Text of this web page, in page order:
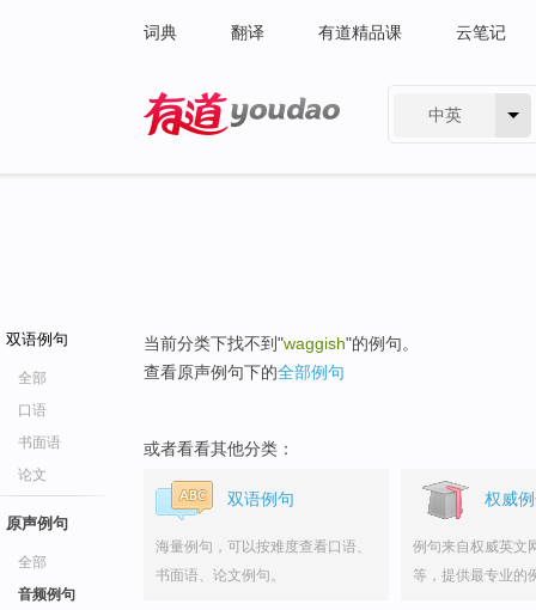
词典 翻译 有道精品课 云笔记
中英
双语例句
全部
口语
书面语
论文
原声例句
全部
音频例句
当前分类下找不到"waggish"的例句。
查看原声例句下的全部例句
或者看看其他分类：
双语例句
海量例句，可以按难度查看口语、
书面语、论文例句。
权威
例句来自权威英文
等，提供最专业的